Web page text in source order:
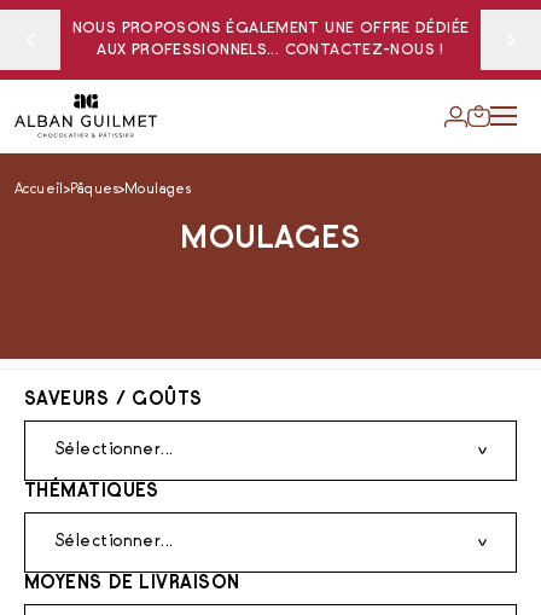
NOUS PROPOSONS ÉGALEMENT UNE OFFRE DÉDIÉE
AUX PROFESSIONNELS... CONTACTEZ-NOUS !
Accueil Pâques Moulages
MOULAGES
SAVEURS / GOÛTS
Sélectionner...
THÉMATIQUES
Sélectionner...
MOYENS DE LIVRAISON